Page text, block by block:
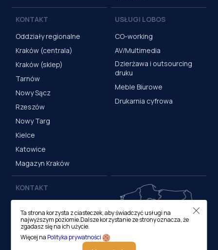
KONTAKT
Oddziały regionalne
Kraków (centrala)
Kraków (sklep)
Tarnów
Nowy Sącz
Rzeszów
Nowy Targ
Kielce
Katowice
Magazyn Kraków
USŁUGI LOBOS
CO-working
AV/Multimedia
Dzierżawa i outsourcing
druku
Meble Biurowe
Drukarnia cyfrowa
KONTAKT
ul. M. Medweckiego 17, 31-
870 Kraków
tel.:12 413 20 00
Ta strona korzysta z ciasteczek, aby świadczyć usługi na
najwyższym poziomie.Dalsze korzystanie ze strony oznacza, że
zgadasz się na ich użycie.
Więcej na Polityka prywatności